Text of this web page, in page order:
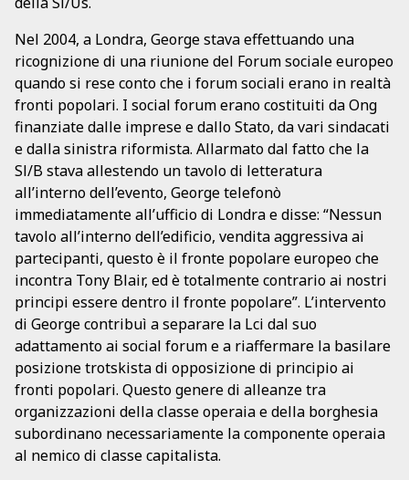
Nel 2004, a Londra, George stava effettuando una
ricognizione di una riunione del Forum sociale europeo
quando si rese conto che i forum sociali erano in realtà
fronti popolari. I social forum erano costituiti da Ong
finanziate dalle imprese e dallo Stato, da vari sindacati
e dalla sinistra riformista. Allarmato dal fatto che la
Sl/B stava allestendo un tavolo di letteratura
all’interno dell’evento, George telefonò
immediatamente all’ufficio di Londra e disse: “Nessun
tavolo all’interno dell’edificio, vendita aggressiva ai
partecipanti, questo è il fronte popolare europeo che
incontra Tony Blair, ed è totalmente contrario ai nostri
principi essere dentro il fronte popolare”. L’intervento
di George contribuì a separare la Lci dal suo
adattamento ai social forum e a riaffermare la basilare
posizione trotskista di opposizione di principio ai
fronti popolari. Questo genere di alleanze tra
organizzazioni della classe operaia e della borghesia
subordinano necessariamente la componente operaia
al nemico di classe capitalista.